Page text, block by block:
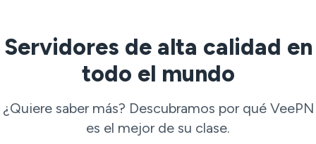
Servidores de alta calidad en
todo el mundo
¿Quiere saber más? Descubramos por qué VeePN
es el mejor de su clase.